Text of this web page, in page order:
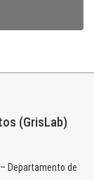
(GrisLab)
Departamento de